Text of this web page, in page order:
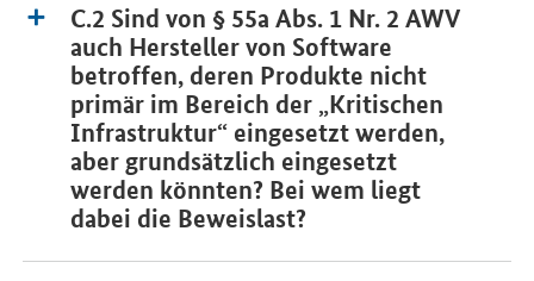
C.2 Sind von § 55a Abs. 1 Nr. 2 AWV
auch Hersteller von Software
betroffen, deren Produkte nicht
primär im Bereich der „Kritischen
Infrastruktur“ eingesetzt werden,
aber grundsätzlich eingesetzt
werden könnten? Bei wem liegt
dabei die Beweislast?